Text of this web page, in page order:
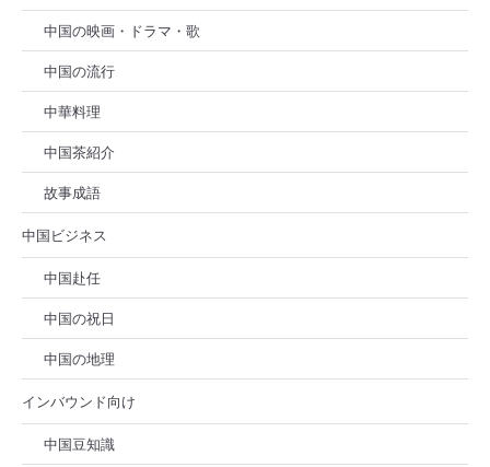
中国の映画・ドラマ・歌
中国の流行
中華料理
中国茶紹介
故事成語
中国ビジネス
中国赴任
中国の祝日
中国の地理
インバウンド向け
中国豆知識